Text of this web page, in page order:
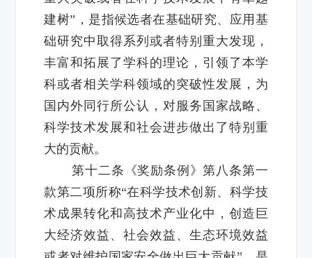
建树”，是指候选者在基础研究、应用基
础研究中取得系列或者特别重大发现，
丰富和拓展了学科的理论，引领了本学
科或者相关学科领域的突破性发展，为
国内外同行所公认，对服务国家战略、
科学技术发展和社会进步做出了特别重
大的贡献。
第十二条《奖励条例》第八条第一
款第二项所称“在科学技术创新、科学技
术成果转化和高技术产业化中，创造巨
大经济效益、社会效益、生态环境效益